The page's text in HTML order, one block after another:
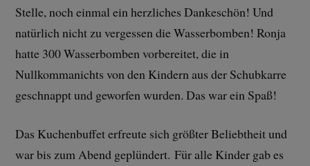
Stelle, noch einmal ein herzliches Dankeschön! Und
natürlich nicht zu vergessen die Wasserbomben! Ronja
hatte 300 Wasserbomben vorbereitet, die in
Nullkommanichts von den Kindern aus der Schubkarre
geschnappt und geworfen wurden. Das war ein Spaß!
Das Kuchenbuffet erfreute sich größter Beliebtheit und
war bis zum Abend geplündert. Für alle Kinder gab es